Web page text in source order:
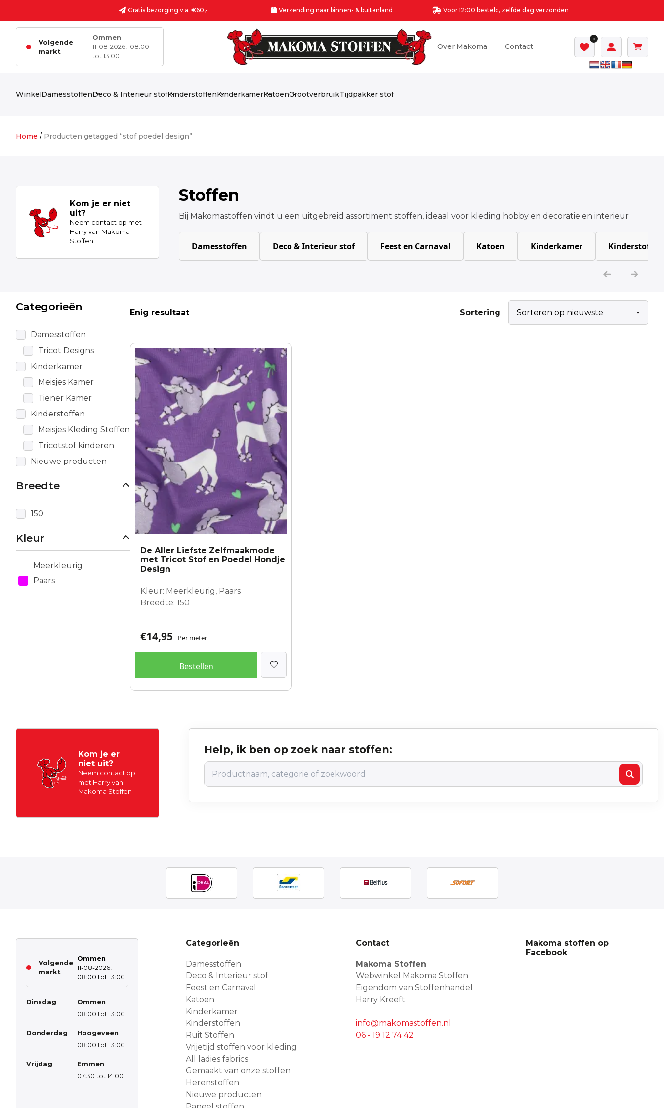
Gratis bezorging v.a. €60,- Verzending naar binnen- & buitenland Voor 12:00 besteld, zelfde dag verzonden
Volgende
markt
Ommen
11-08-2026,
08:00
tot 13:00
Over Makoma Contact
0
WinkelDamesstoffenDeco & Interieur stofKinderstoffenKinderkamerKatoenGrootverbruikTijdpakker stof
Home / Producten getagged “stof poedel design”
Kom je er niet
uit?
Neem contact op met
Harry van Makoma
Stoffen
Stoffen
Bij Makomastoffen vindt u een uitgebreid assortiment stoffen, ideaal voor kleding hobby en decoratie en interieur
Damesstoffen Deco & Interieur stof Feest en Carnaval Katoen Kinderkamer Kinderstoffen
Categorieën
Damesstoffen
Tricot Designs
Kinderkamer
Meisjes Kamer
Tiener Kamer
Kinderstoffen
Meisjes Kleding Stoffen
Tricotstof kinderen
Nieuwe producten
Breedte
150
Kleur
Meerkleurig
Paars
Enig resultaat Sortering
De Aller Liefste Zelfmaakmode
met Tricot Stof en Poedel Hondje
Design
Kleur: Meerkleurig, Paars
Breedte: 150
€14,95 Per meter
Bestellen
Kom je er
niet uit?
Neem contact op
met Harry van
Makoma Stoffen
Help, ik ben op zoek naar stoffen:
Volgende
markt
Ommen
11-08-2026,
08:00 tot 13:00
Dinsdag
Ommen
08:00 tot 13:00
Donderdag
Hoogeveen
08:00 tot 13:00
Vrijdag
Emmen
07:30 tot 14:00
Categorieën
Damesstoffen
Deco & Interieur stof
Feest en Carnaval
Katoen
Kinderkamer
Kinderstoffen
Ruit Stoffen
Vrijetijd stoffen voor kleding
All ladies fabrics
Gemaakt van onze stoffen
Herenstoffen
Nieuwe producten
Paneel stoffen
Contact
Makoma Stoffen
Webwinkel Makoma Stoffen
Eigendom van Stoffenhandel
Harry Kreeft
info@makomastoffen.nl
06 - 19 12 74 42
Makoma stoffen op
Facebook